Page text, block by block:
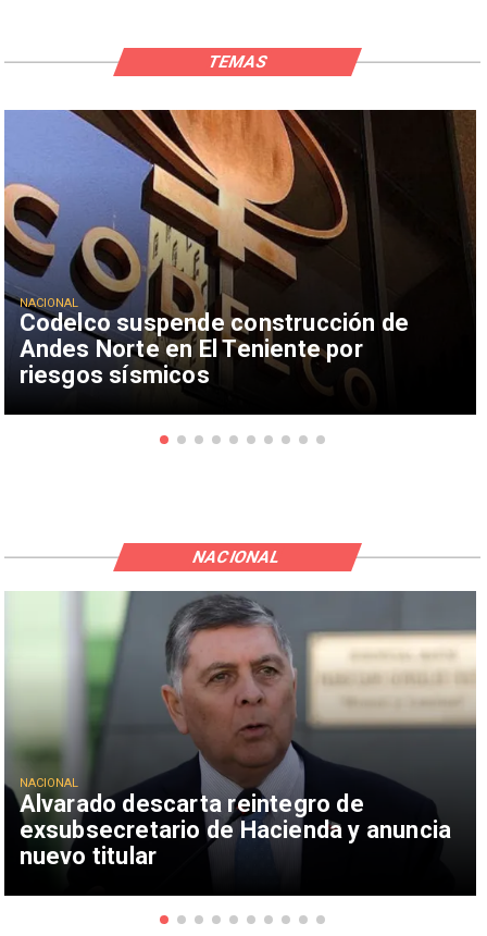
Codelco suspende construcción de
Andes Norte en El Teniente por
riesgos sísmicos
NACIONAL
TEMAS
Alvarado descarta reintegro de
exsubsecretario de Hacienda y anuncia
nuevo titular
NACIONAL
NACIONAL